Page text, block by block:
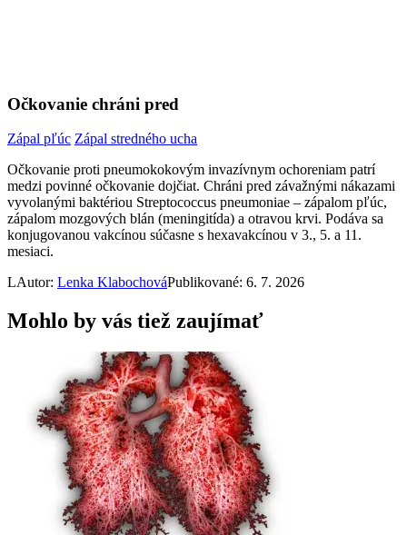
Očkovanie chráni pred
Zápal pľúc Zápal stredného ucha
Očkovanie proti pneumokokovým invazívnym ochoreniam patrí
medzi povinné očkovanie dojčiat. Chráni pred závažnými nákazami
vyvolanými baktériou Streptococcus pneumoniae – zápalom pľúc,
zápalom mozgových blán (meningitída) a otravou krvi. Podáva sa
konjugovanou vakcínou súčasne s hexavakcínou v 3., 5. a 11.
mesiaci.
LAutor: Lenka KlabochováPublikované: 6. 7. 2026
Mohlo by vás tiež zaujímať